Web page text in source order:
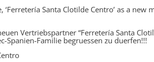
Santa Clotilde Centro’ as a new
Vertriebspartner “Ferretería Santa
Spanien-Familie begruessen zu duerfen!!!